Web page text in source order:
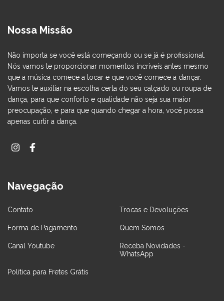
Nossa Missão
Não importa se você está começando ou se já é profissional.
Nós vamos te proporcionar momentos incríveis antes mesmo
que a música comece a tocar e que você comece a dançar.
Vamos te auxiliar na escolha certa do seu calçado ou roupa de
dança, para que conforto e qualidade não seja sua maior
preocupação, e para que quando chegar a hora, você possa
apenas curtir a dança.
Navegação
Contato Trocas e Devoluções
Forma de Pagamento Quem Somos
Canal Youtube
Receba Novidades -
WhatsApp
Política para Fretes Grátis